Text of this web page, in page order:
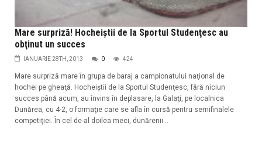
Mare surpriză! Hocheiştii de la Sportul Studenţesc au
obţinut un succes
IANUARIE 28TH, 2013 0 424
Mare surpriză mare în grupa de baraj a campionatului naţional de
hochei pe gheaţă. Hocheiştii de la Sportul Studenţesc, fără niciun
succes până acum, au învins în deplasare, la Galaţi, pe localnica
Dunărea, cu 4-2, o formaţie care se afla în cursă pentru semifinalele
competiţiei. În cel de-al doilea meci, dunărenii...